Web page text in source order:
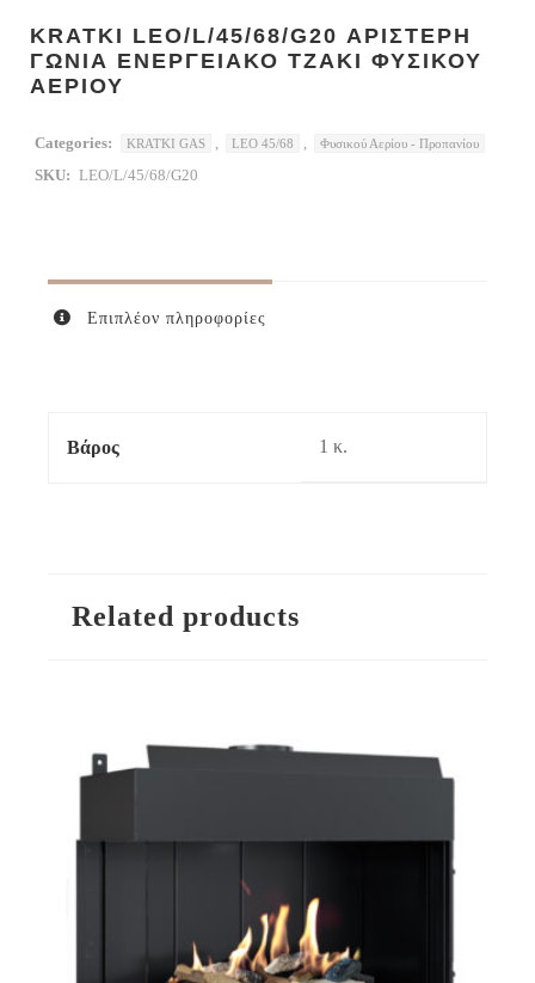
KRATKI LEO/L/45/68/G20 ΑΡΙΣΤΕΡΗ
ΓΩΝΙΑ ΕΝΕΡΓΕΙΑΚΟ ΤΖΑΚΙ ΦΥΣΙΚΟΥ
ΑΕΡΙΟΥ
Categories: KRATKI GAS , LEO 45/68 , Φυσικού Αερίου - Προπανίου
SKU: LEO/L/45/68/G20
Επιπλέον πληροφορίες
Βάρος 1 κ.
Related products